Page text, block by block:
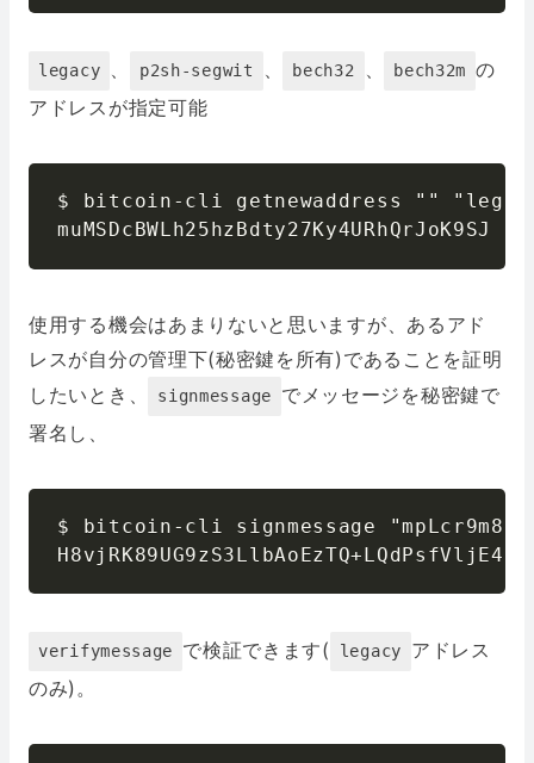
legacy p2sh-segwit bech32 bech32m の
アドレスが指定可能
$ bitcoin-cli getnewaddress ""
muMSDcBWLh25hzBdty27Ky4URhQrJoK9SJ
使用する機会はあまりないと思いますが、あるアド
レスが自分の管理下(秘密鍵を所有)であることを証明
したいとき、
signmessage
でメッセージを秘密鍵で
署名し、
$ bitcoin-cli signmessage
verifymessage で検証できます( legacy
アドレス
のみ)。